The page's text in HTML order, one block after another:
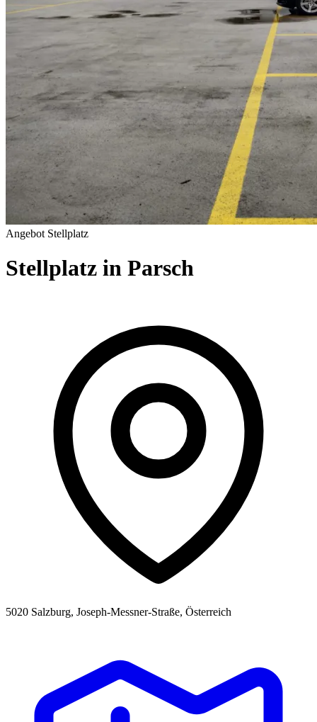
Angebot Stellplatz
Stellplatz in Parsch
5020 Salzburg, Joseph-Messner-Straße, Österreich